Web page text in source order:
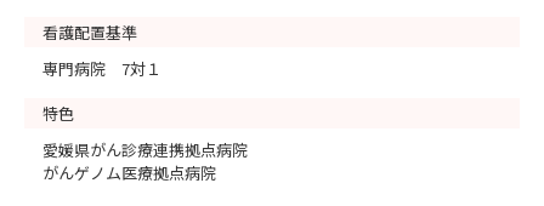
看護配置基準
専門病院 7対１
特色
愛媛県がん診療連携拠点病院
がんゲノム医療拠点病院